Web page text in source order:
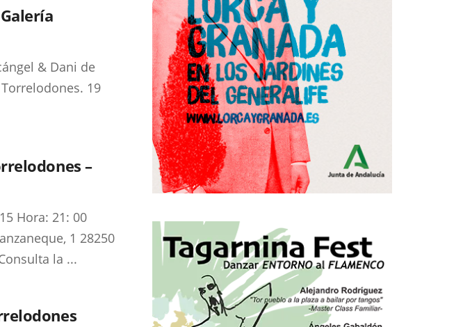
& Dani de
19
–
Hora: 21: 00
1 28250
la ...